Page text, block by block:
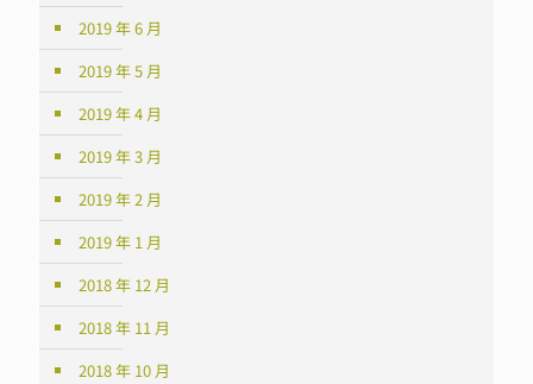
2019 年 6 月
2019 年 5 月
2019 年 4 月
2019 年 3 月
2019 年 2 月
2019 年 1 月
2018 年 12 月
2018 年 11 月
2018 年 10 月